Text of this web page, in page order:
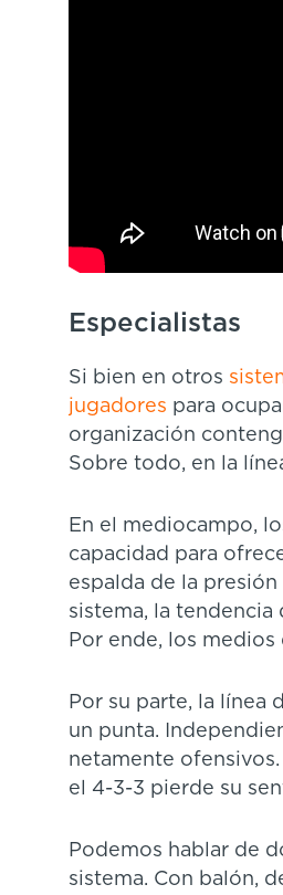
Especialistas
Si bien en otros
jugadores para
organización
Sobre todo, en la
En el mediocampo,
capacidad para
espalda de la
sistema, la
Por ende, los
Por su parte, la línea
un punta.
netamente
el 4-3-3 pierde su
Podemos hablar de
sistema. Con balón,